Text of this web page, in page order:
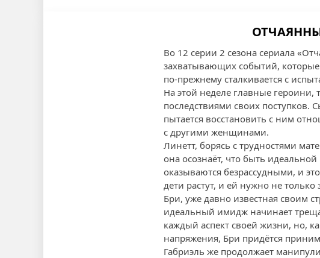
Во 12 серии 2 сезона сериала
захватывающих событий, которые
по-прежнему сталкивается с
На этой неделе главные героини,
последствиями своих поступков.
пытается восстановить с ним
с другими женщинами.
Линетт, борясь с трудностями
она осознаёт, что быть
оказываются безрассудными, и
дети растут, и ей нужно не только
Бри, уже давно известная своим
идеальный имидж начинает
каждый аспект своей жизни, но,
напряжения, Бри придётся
Габриэль же продолжает